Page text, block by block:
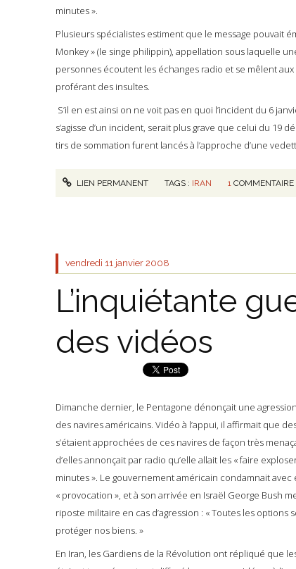
minutes ».
Plusieurs spécialistes estiment que le message pouvait
Monkey » (le singe philippin), appellation sous laquelle
personnes écoutent les échanges radio et se mêlent
proférant des insultes.
S’il en est ainsi on ne voit pas en quoi l’incident du 6
s’agisse d’un incident, serait plus grave que celui du 19
tirs de sommation furent lancés à l’approche d’une
LIEN PERMANENT TAGS : IRAN 1 COMMENTAIRE
vendredi 11 janvier 2008
L’inquiétante
des vidéos
Dimanche dernier, le Pentagone dénonçait une
des navires américains. Vidéo à l’appui, il affirmait que
s’étaient approchées de ces navires de façon très
d’elles annonçait par radio qu’elle allait les « faire
minutes ». Le gouvernement américain condamnait avec
« provocation », et à son arrivée en Israël George Bush
riposte militaire en cas d’agression : « Toutes les options
protéger nos biens. »
En Iran, les Gardiens de la Révolution ont répliqué que